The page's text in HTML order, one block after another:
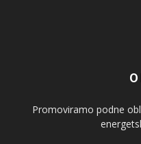
Promoviramo podne